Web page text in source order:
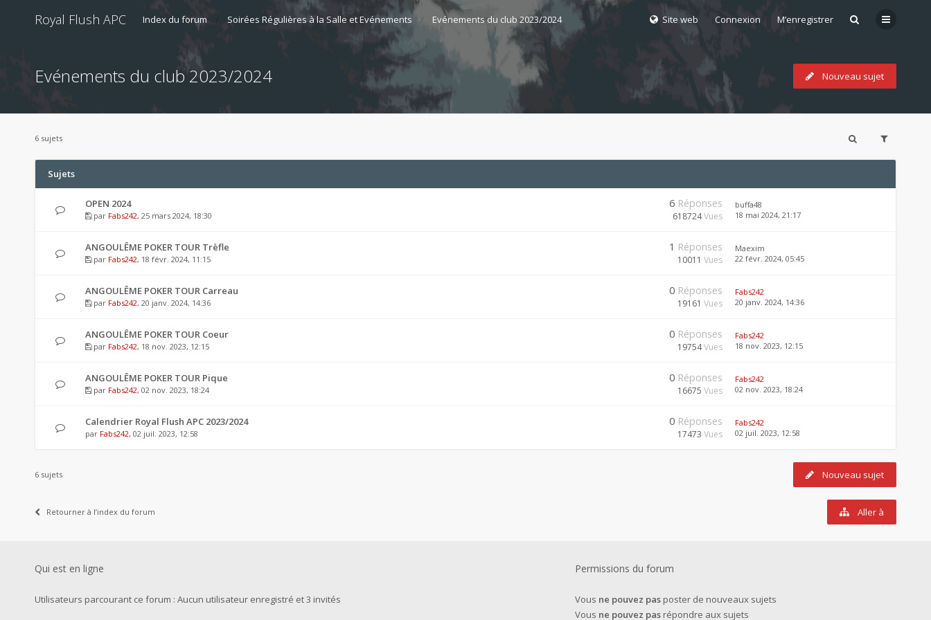
Royal Flush APC Site web Connexion M’enregistrer
Index du forum Soirées Régulières à la Salle et Evénements Evénements du club 2023/2024
Evénements du club 2023/2024 Nouveau sujet
6 sujets
Sujets
OPEN 2024
par Fabs242, 25 mars 2024, 18:30
6 Réponses
618724Vues
buffa48
18 mai 2024, 21:17
ANGOULÊME POKER TOUR Trèfle
par Fabs242, 18 févr. 2024, 11:15
1 Réponses
10011 Vues
Maexim
22 févr. 2024, 05:45
ANGOULÊME POKER TOUR Carreau
par Fabs242, 20 janv. 2024, 14:36
0 Réponses
19161 Vues
Fabs242
20 janv. 2024, 14:36
ANGOULÊME POKER TOUR Coeur
par Fabs242, 18 nov. 2023, 12:15
0 Réponses
19754Vues
Fabs242
18 nov. 2023, 12:15
ANGOULÊME POKER TOUR Pique
par Fabs242, 02 nov. 2023, 18:24
0 Réponses
16675 Vues
Fabs242
02 nov. 2023, 18:24
Calendrier Royal Flush APC 2023/2024
par Fabs242, 02 juil. 2023, 12:58
0 Réponses
17473 Vues
Fabs242
02 juil. 2023, 12:58
Nouveau sujet
6 sujets
Retourner à l’index du forum Aller à
Permissions du forum
Vous ne pouvez pas poster de nouveaux sujets
Vous ne pouvez pas répondre aux sujets
Qui est en ligne
Utilisateurs parcourant ce forum : Aucun utilisateur enregistré et 3 invités